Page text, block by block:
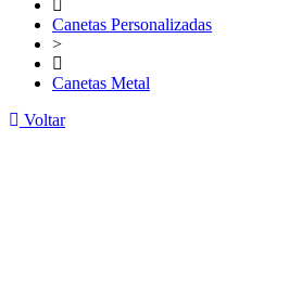
Canetas Personalizadas
>
Canetas Metal
Voltar